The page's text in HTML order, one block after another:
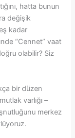
hatta bunun
değişik
kadar
“Cennet” vaat
olabilir? Siz
bir düzen
varlığı –
merkez